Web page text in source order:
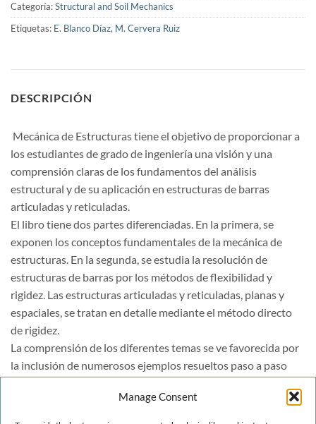
Manage Consent
Categoría:Structural and Soil Mechanics
Etiquetas: E. Blanco Díaz, M. Cervera Ruiz
DESCRIPCIÓN
 Mecánica de Estructuras tiene el objetivo de proporcionar a
los estudiantes de grado de ingeniería una visión y una
comprensión claras de los fundamentos del análisis
estructural y de su aplicación en estructuras de barras
articuladas y reticuladas.
El libro tiene dos partes diferenciadas. En la primera, se
exponen los conceptos fundamentales de la mecánica de
estructuras. En la segunda, se estudia la resolución de
estructuras de barras por los métodos de flexibilidad y
rigidez. Las estructuras articuladas y reticuladas, planas y
espaciales, se tratan en detalle mediante el método directo
de rigidez.
La comprensión de los diferentes temas se ve favorecida por
la inclusión de numerosos ejemplos resueltos paso a paso